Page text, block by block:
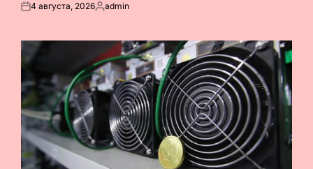
Опубликовано
4 августа, 2026Запись
admin